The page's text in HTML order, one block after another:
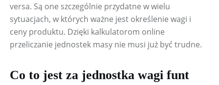
versa. Są one szczególnie przydatne w wielu
sytuacjach, w których ważne jest określenie wagi i
ceny produktu. Dzięki kalkulatorom online
przeliczanie jednostek masy nie musi już być trudne.
Co to jest za jednostka wagi funt